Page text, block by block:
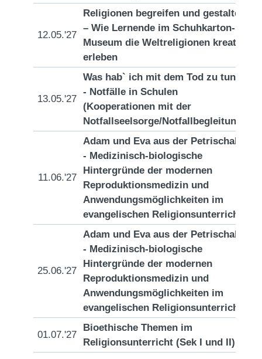
12.05.'27
Religionen begreifen und gestalten
– Wie Lernende im Schuhkarton-
Museum die Weltreligionen kreativ
erleben
13.05.'27
Was hab` ich mit dem Tod zu tun?
- Notfälle in Schulen
(Kooperationen mit der
Notfallseelsorge/Notfallbegleitung)
11.06.'27
Adam und Eva aus der Petrischale
- Medizinisch-biologische
Hintergründe der modernen
Reproduktionsmedizin und
Anwendungsmöglichkeiten im
evangelischen Religionsunterricht
25.06.'27
Adam und Eva aus der Petrischale
- Medizinisch-biologische
Hintergründe der modernen
Reproduktionsmedizin und
Anwendungsmöglichkeiten im
evangelischen Religionsunterricht
01.07.'27
Bioethische Themen im
Religionsunterricht (Sek I und II)